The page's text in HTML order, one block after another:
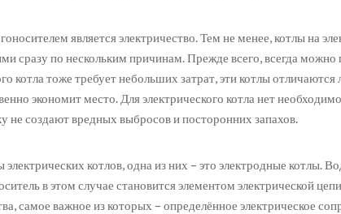
является электричество. Тем не менее, котлы на
сразу по нескольким причинам. Прежде всего, всегда можно
котла тоже требует небольших затрат, эти котлы
экономит место. Для электрического котла нет
не создают вредных выбросов и посторонних запахов.
котлов, одна из них – это электродные котлы.
в этом случае становится элементом электрической
самое важное из которых – определённое электрическое